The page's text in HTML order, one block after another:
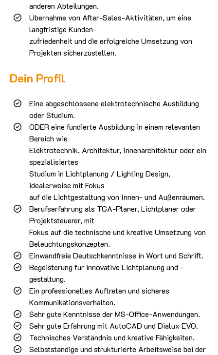
anderen Abteilungen.
Übernahme von After-Sales-Aktivitäten, um eine
langfristige Kunden-
zufriedenheit und die erfolgreiche Umsetzung von
Projekten sicherzustellen.
Dein Profil
Eine abgeschlossene elektrotechnische Ausbildung
oder Studium.
ODER eine fundierte Ausbildung in einem relevanten
Bereich wie
Elektrotechnik, Architektur, Innenarchitektur oder ein
spezialisiertes
Studium in Lichtplanung / Lighting Design,
idealerweise mit Fokus
auf die Lichtgestaltung von Innen- und Außenräumen.
Berufserfahrung als TGA-Planer, Lichtplaner oder
Projektsteuerer, mit
Fokus auf die technische und kreative Umsetzung von
Beleuchtungskonzepten.
Einwandfreie Deutschkenntnisse in Wort und Schrift.
Begeisterung für innovative Lichtplanung und -
gestaltung.
Ein professionelles Auftreten und sicheres
Kommunikationsverhalten.
Sehr gute Kenntnisse der MS-Office-Anwendungen.
Sehr gute Erfahrung mit AutoCAD und Dialux EVO.
Technisches Verständnis und kreative Fähigkeiten.
Selbstständige und strukturierte Arbeitsweise bei der